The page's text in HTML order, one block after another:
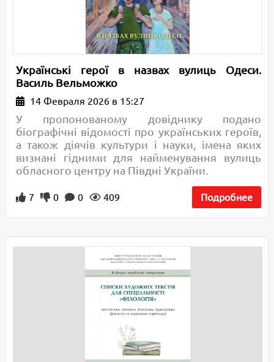
Українські герої в назвах вулиць Одеси.
Василь Вельможко
14 Февраля 2026 в 15:27
У пропонованому довіднику подано
біографічні відомості про українських героїв,
а також діячів культури і науки, імена яких
визнані гідними для найменування вулиць
обласного центру на Півдні України.
7 0 0 409 Подробнее